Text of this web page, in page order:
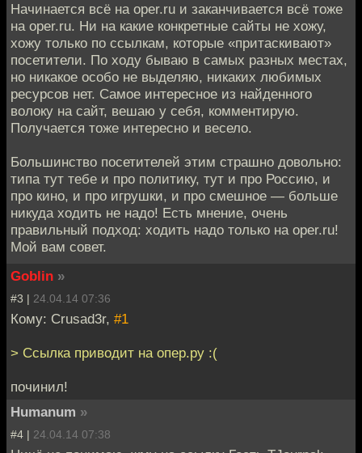
Начинается всё на oper.ru и заканчивается всё тоже
на oper.ru. Ни на какие конкретные сайты не хожу,
хожу только по ссылкам, которые «притаскивают»
посетители. По ходу бываю в самых разных местах,
но никакое особо не выделяю, никаких любимых
ресурсов нет. Самое интересное из найденного
волоку на сайт, вешаю у себя, комментирую.
Получается тоже интересно и весело.
Большинство посетителей этим страшно довольно:
типа тут тебе и про политику, тут и про Россию, и
про кино, и про игрушки, и про смешное — больше
никуда ходить не надо! Есть мнение, очень
правильный подход: ходить надо только на oper.ru!
Мой вам совет.
Goblin »
#3 | 24.04.14 07:36
Кому: Crusad3r, #1
> Ссылка приводит на опер.ру :(
починил!
Humanum »
#4 | 24.04.14 07:38